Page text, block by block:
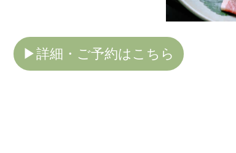
▶詳細・ご予約はこちら